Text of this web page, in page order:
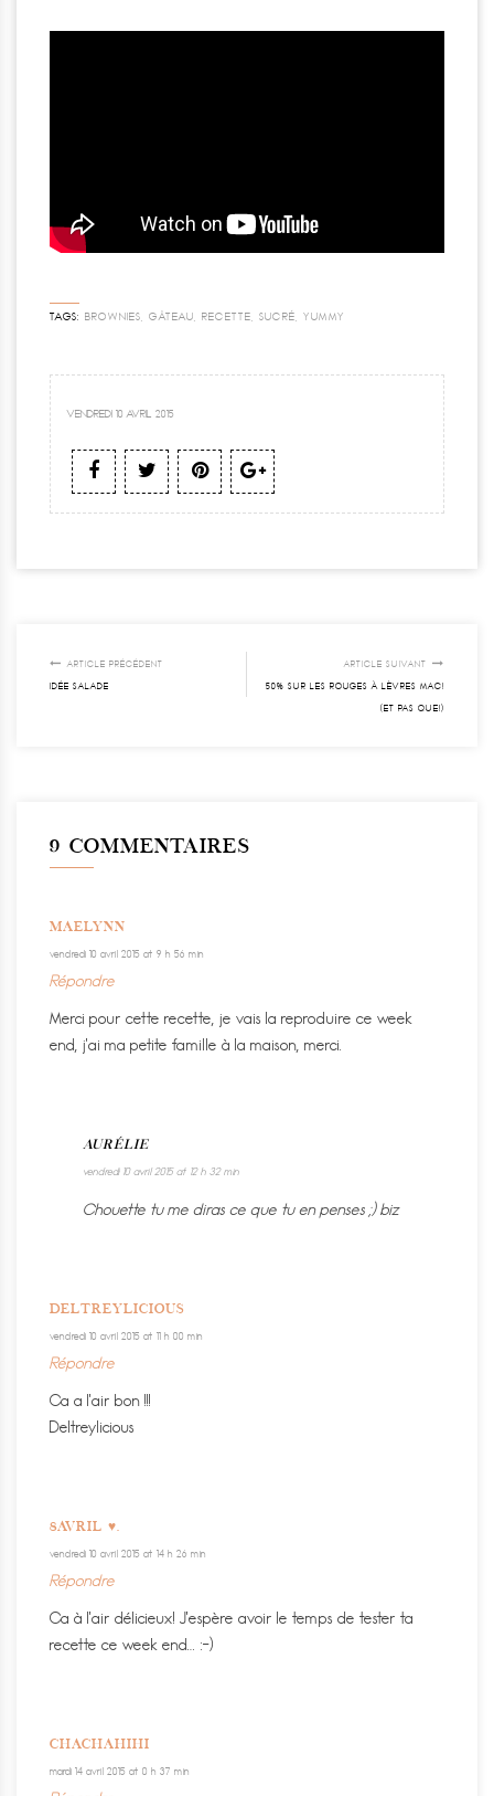
TAGS: BROWNIES GÂTEAU RECETTE SUCRÉ YUMMY
VENDREDI 10 AVRIL 2015
ARTICLE PRÉCÉDENT
IDÉE SALADE
ARTICLE SUIVANT
50% SUR LES ROUGES À LÈVRES MAC!
(ET PAS QUE!)
9 COMMENTAIRES
MAELYNN
vendredi 10 avril 2015 at 9 h 56 min
Répondre
Merci pour cette recette, je vais la reproduire ce week
end, j’ai ma petite famille à la maison, merci.
AURÉLIE
vendredi 10 avril 2015 at 12 h 32 min
Chouette tu me diras ce que tu en penses ;) biz
DELTREYLICIOUS
vendredi 10 avril 2015 at 11 h 00 min
Répondre
Ca a l’air bon !!!
Deltreylicious
8AVRIL ♥.
vendredi 10 avril 2015 at 14 h 26 min
Répondre
Ca à l’air délicieux! J’espère avoir le temps de tester ta
recette ce week end… :-)
CHACHAHIHI
mardi 14 avril 2015 at 0 h 37 min